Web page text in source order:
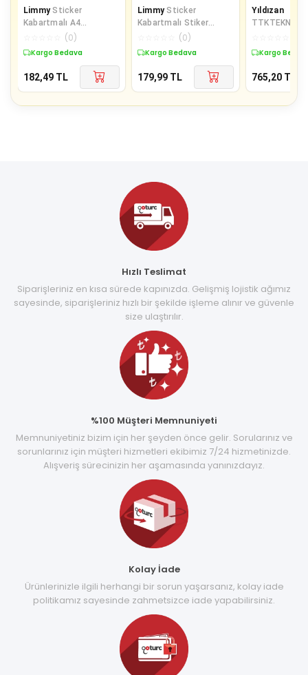
Limmy Sticker
Kabartmalı A4
boyutunda Stiker
(0)
Kargo Bedava
182,49 TL
Limmy Sticker
Kabartmalı Stiker
Çıkartma Etiket
Renkl
(0)
Kargo Bedava
179,99 TL
Yıldızan
Kargo
765,20 TL
Hızlı Teslimat
Siparişleriniz en kısa sürede kapınızda. Gelişmiş lojistik ağımız
sayesinde, siparişleriniz hızlı bir şekilde işleme alınır ve güvenle
size ulaştırılır.
%100 Müşteri Memnuniyeti
Memnuniyetiniz bizim için her şeyden önce gelir. Sorularınız ve
sorunlarınız için müşteri hizmetleri ekibimiz 7/24 hizmetinizde.
Alışveriş sürecinizin her aşamasında yanınızdayız.
Kolay İade
Ürünlerinizle ilgili herhangi bir sorun yaşarsanız, kolay iade
politikamız sayesinde zahmetsizce iade yapabilirsiniz.